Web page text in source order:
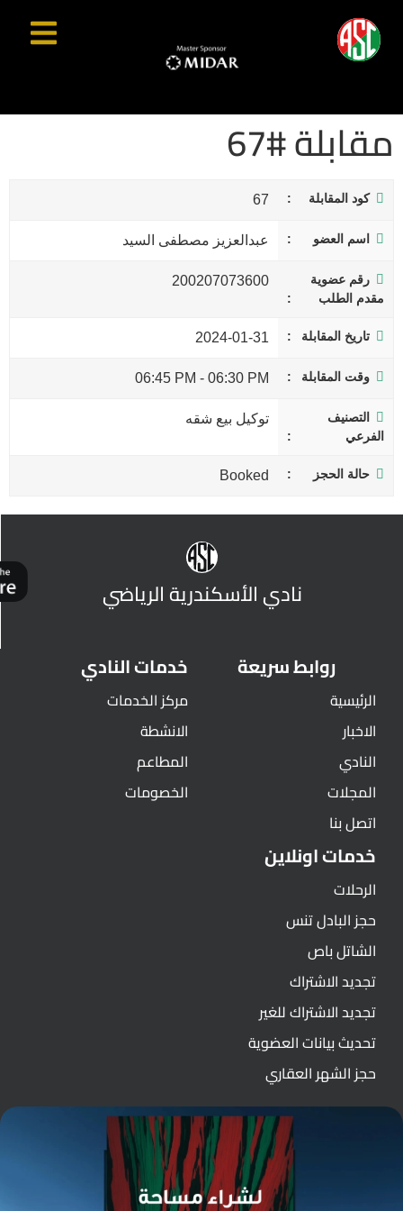
مقابلة #67
كود المقابلة 67
اسم العضو عبدالعزيز مصطفى السيد
رقم عضوية
مقدم الطلب
200207073600
تاريخ المقابلة 2024-01-31
وقت المقابلة 06:30 PM
-
06:45 PM
التصنيف
الفرعي
توكيل بيع شقه
حالة الحجز Booked
نادي الأسكندرية الرياضي
روابط سريعة
الرئيسية
الاخبار
النادي
المجلات
اتصل بنا
خدمات النادي
مركز الخدمات
الانشطة
المطاعم
الخصومات
خدمات اونلاين
الرحلات
حجز البادل تنس
الشاتل باص
تجديد الاشتراك
تجديد الاشتراك للغير
تحديث بيانات العضوية
حجز الشهر العقاري